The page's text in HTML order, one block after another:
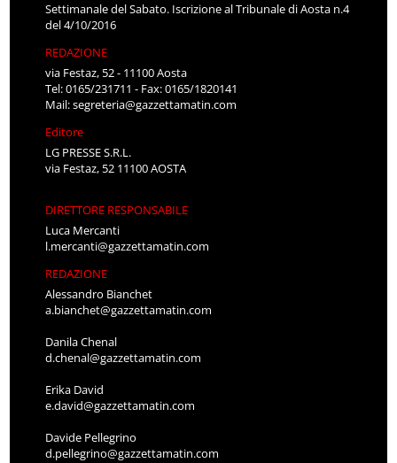
Settimanale del Sabato. Iscrizione al Tribunale di Aosta n.4
del 4/10/2016
REDAZIONE
via Festaz, 52 - 11100 Aosta
Tel: 0165/231711 - Fax: 0165/1820141
Mail:segreteria@gazzettamatin.com
Editore
LG PRESSE S.R.L.
via Festaz, 52 11100 AOSTA
DIRETTORE RESPONSABILE
Luca Mercanti
l.mercanti@gazzettamatin.com
REDAZIONE
Alessandro Bianchet
a.bianchet@gazzettamatin.com
Danila Chenal
d.chenal@gazzettamatin.com
Erika David
e.david@gazzettamatin.com
Davide Pellegrino
d.pellegrino@gazzettamatin.com